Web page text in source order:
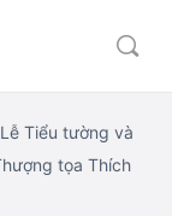
Tiểu tường và
tọa Thích